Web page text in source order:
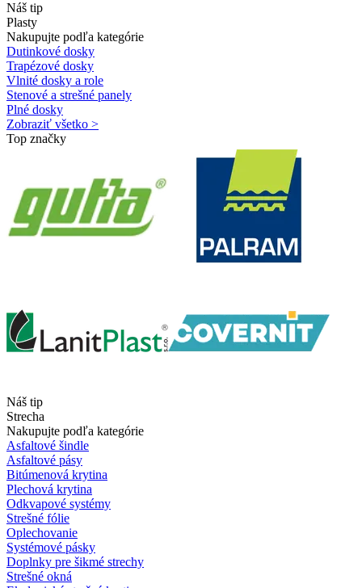
Náš tip
Plasty
Nakupujte podľa kategórie
Dutinkové dosky
Trapézové dosky
Vlnité dosky a role
Stenové a strešné panely
Plné dosky
Zobraziť všetko >
Top značky
Náš tip
Strecha
Nakupujte podľa kategórie
Asfaltové šindle
Asfaltové pásy
Bitúmenová krytina
Plechová krytina
Odkvapové systémy
Strešné fólie
Oplechovanie
Systémové pásky
Doplnky pre šikmé strechy
Strešné okná